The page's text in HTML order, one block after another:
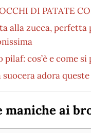
DI PATATE
alla zucca,
pilaf: cos’è e come si
suocera adora
maniche ai